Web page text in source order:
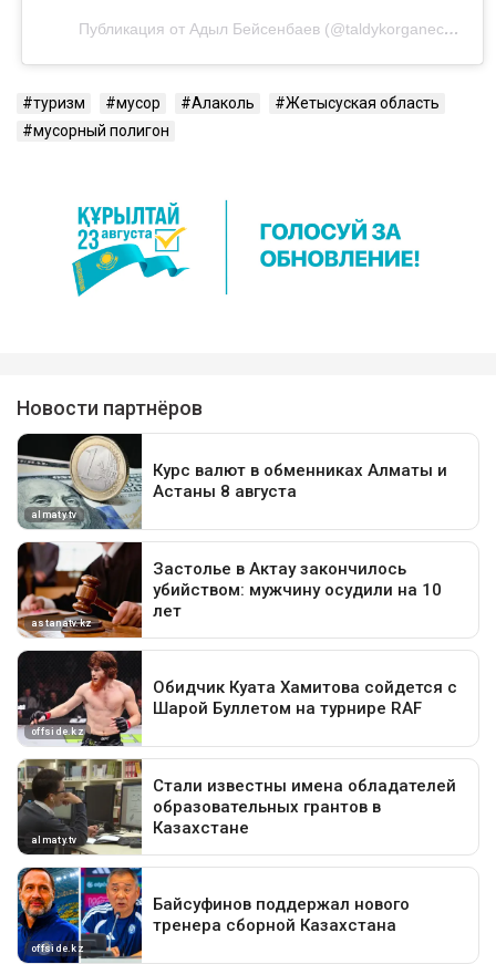
Публикация от Адыл Бейсенбаев (@taldykorganec_kolesa)
туризм мусор Алаколь
Жетысуская область
мусорный полигон